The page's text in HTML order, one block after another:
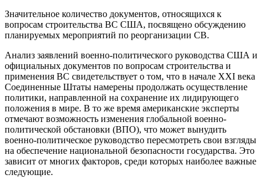
Значительное количество документов, относящихся к
вопросам строительства ВС США, посвящено обсуждению
планируемых мероприятий по реорганизации СВ.
Анализ заявлений военно-политического руководства США и
официальных документов по вопросам строительства и
применения ВС свидетельствует о том, что в начале XXI века
Соединенные Штаты намерены продолжать осуществление
политики, направленной на сохранение их лидирующего
положения в мире. В то же время американские эксперты
отмечают возможность изменения глобальной военно-
политической обстановки (ВПО), что может вынудить
военно-политическое руководство пересмотреть свои взгляды
на обеспечение национальной безопасности государства. Это
зависит от многих факторов, среди которых наиболее важные
следующие.